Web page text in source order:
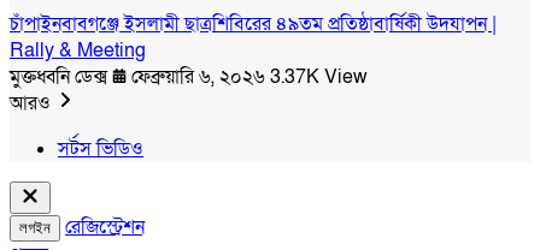
চাঁপাইনবাবগঞ্জে ইসলামী ছাত্রশিবিরের ৪৯তম প্রতিষ্ঠাবার্ষিকী উদযাপন |
Rally & Meeting
মুক্তধ্বনি ডেক্স
ফেব্রুয়ারি ৬, ২০২৬3.37K View
আরও
সর্টস ভিডিও
লগইন
রেজিস্ট্রেশন